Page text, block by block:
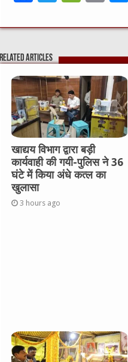
c
e
b
o
o
k
it
te
r
C
h
at
ai
l
Related Articles
खाद्यय विभाग द्वारा बड़ी
कार्यवाही की गयी-पुलिस ने 36
घंटे में किया अंधे कत्ल का
खुलासा
3 hours ago